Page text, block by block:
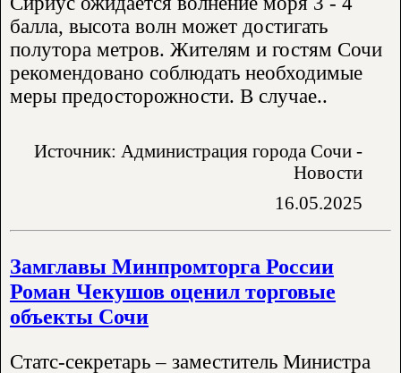
балла, высота волн может достигать
полутора метров. Жителям и гостям Сочи
рекомендовано соблюдать необходимые
меры предосторожности. В случае..
Источник: Администрация города Сочи -
Новости
16.05.2025
Замглавы Минпромторга России
Роман Чекушов оценил торговые
объекты Сочи
Статс-секретарь – заместитель Министра